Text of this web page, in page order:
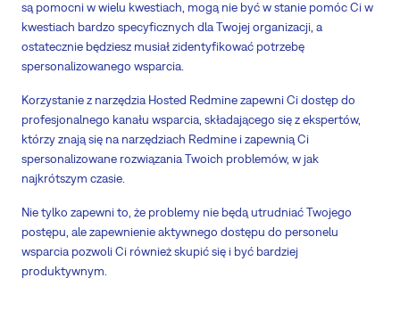
są pomocni w wielu kwestiach, mogą nie być w stanie pomóc Ci w
kwestiach bardzo specyficznych dla Twojej organizacji, a
ostatecznie będziesz musiał zidentyfikować potrzebę
spersonalizowanego wsparcia.
Korzystanie z narzędzia Hosted Redmine zapewni Ci dostęp do
profesjonalnego kanału wsparcia, składającego się z ekspertów,
którzy znają się na narzędziach Redmine i zapewnią Ci
spersonalizowane rozwiązania Twoich problemów, w jak
najkrótszym czasie.
Nie tylko zapewni to, że problemy nie będą utrudniać Twojego
postępu, ale zapewnienie aktywnego dostępu do personelu
wsparcia pozwoli Ci również skupić się i być bardziej
produktywnym.